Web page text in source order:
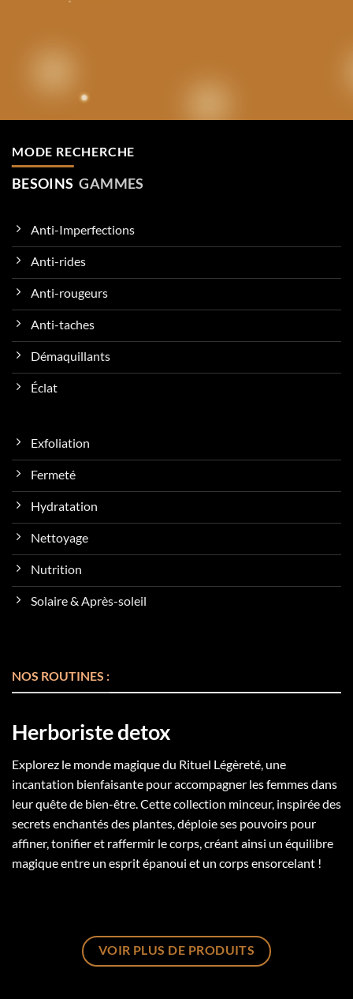
MODE RECHERCHE
BESOINS GAMMES
Anti-Imperfections
Anti-rides
Anti-rougeurs
Anti-taches
Démaquillants
Éclat
Exfoliation
Fermeté
Hydratation
Nettoyage
Nutrition
Solaire & Après-soleil
NOS ROUTINES :
Herboriste detox
Explorez le monde magique du Rituel Légèreté, une
incantation bienfaisante pour accompagner les femmes dans
leur quête de bien-être. Cette collection minceur, inspirée des
secrets enchantés des plantes, déploie ses pouvoirs pour
affiner, tonifier et raffermir le corps, créant ainsi un équilibre
magique entre un esprit épanoui et un corps ensorcelant !
VOIR PLUS DE PRODUITS